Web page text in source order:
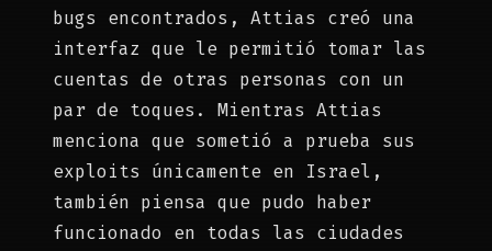
bugs encontrados, Attias creó una
interfaz que le permitió tomar las
cuentas de otras personas con un
par de toques. Mientras Attias
menciona que sometió a prueba sus
exploits únicamente en Israel,
también piensa que pudo haber
funcionado en todas las ciudades